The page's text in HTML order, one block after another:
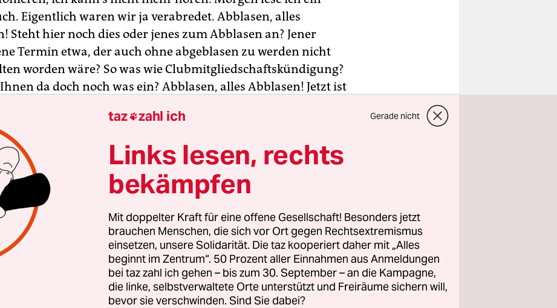
Eigentlich waren wir ja verabredet. Abblasen, alles
Steht hier noch dies oder jenes zum Abblasen an? Jener
Termin etwa, der auch ohne abgeblasen zu werden nicht
worden wäre? So was wie Club­mitgliedschaftskündigung?
da doch noch was ein? Abblasen, alles Abblasen! Jetzt ist
dir eigentlich schon erzählt, dass ich jetzt stricke? Ja, mit einer
Hallo, bist du noch dran? Räumt ihr nun auch immer
dem Essen den Geschirrspüler ein? Ach, ihr habt gar
Armen, das ist gerade richtig übel, oder? Was sagst du?
Du hast recht, also der Habeck will ja ganz viel arme
den Inseln holen, also das finde ich gut. Auch wenn wir alle
sein müssen, wegen der Hygiene und so. Und da herrschen
Zustände auf diesen griechischen Inseln.
taz zahl ich Gerade nicht
Links lesen, rechts
bekämpfen
Mit doppelter Kraft für eine offene Gesellschaft! Besonders jetzt
brauchen Menschen, die sich vor Ort gegen Rechtsextremismus
einsetzen, unsere Solidarität. Die taz kooperiert daher mit „Alles
beginnt im Zentrum“. 50 Prozent aller Einnahmen aus Anmeldungen
bei taz zahl ich gehen – bis zum 30. September – an die Kampagne,
die linke, selbstverwaltete Orte unterstützt und Freiräume sichern will,
bevor sie verschwinden. Sind Sie dabei?